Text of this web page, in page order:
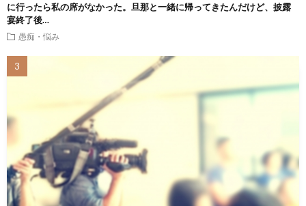
に行ったら私の席がなかった。旦那と一緒に帰ってきたんだけど、披露
宴終了後…
愚痴・悩み